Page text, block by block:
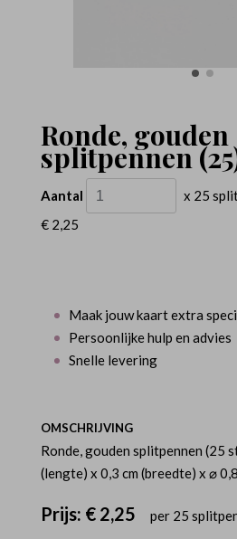
Ronde, gouden
splitpennen
Aantal x 25
€ 2,25
Maak jouw kaart extra
Persoonlijke hulp en advies
Snelle levering
OMSCHRIJVING
Ronde, gouden splitpennen (25
(lengte) x 0,3 cm (breedte) x ⌀
Prijs: € 2,25 per 25